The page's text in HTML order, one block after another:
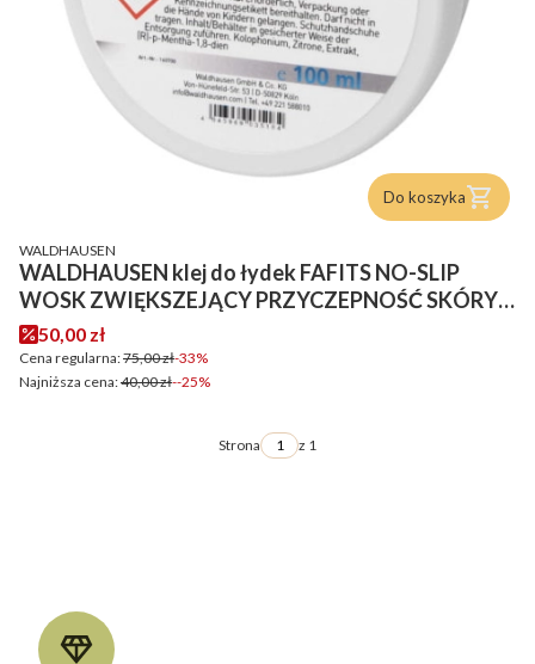
Do koszyka
PRODUCENT
WALDHAUSEN
WALDHAUSEN klej do łydek FAFITS NO-SLIP
WOSK ZWIĘKSZEJĄCY PRZYCZEPNOŚĆ SKÓRY
100ML
Cena promocyjna
50,00 zł
Cena regularna:75,00 zł-33%
Najniższa cena:40,00 zł--25%
Strona z 1